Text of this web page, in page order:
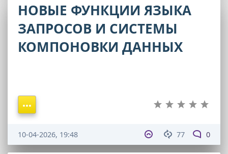
НОВЫЕ ФУНКЦИИ ЯЗЫКА
ЗАПРОСОВ И СИСТЕМЫ
КОМПОНОВКИ ДАННЫХ
77 0
10-04-2026, 19:48